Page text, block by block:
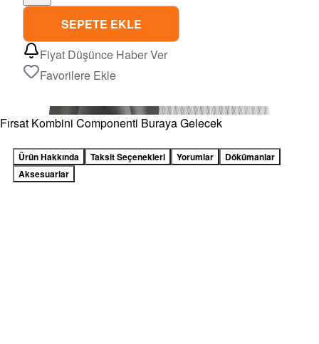
SEPETE EKLE
Fiyat Düşünce Haber Ver
Favorilere Ekle
Fırsat Kombini Componenti Buraya Gelecek
Ürün Hakkında Taksit Seçenekleri Yorumlar
Dökümanlar
Aksesuarlar